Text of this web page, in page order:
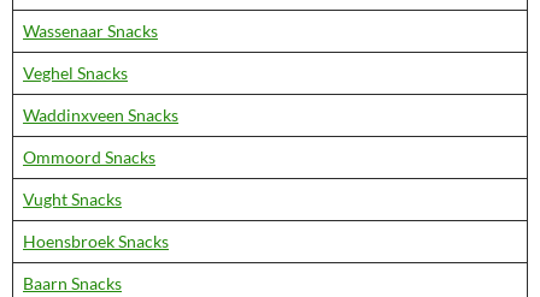
Wassenaar Snacks
Veghel Snacks
Waddinxveen Snacks
Ommoord Snacks
Vught Snacks
Hoensbroek Snacks
Baarn Snacks